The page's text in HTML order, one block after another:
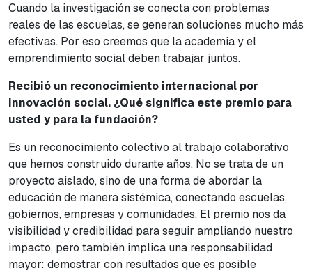
Cuando la investigación se conecta con problemas
reales de las escuelas, se generan soluciones mucho más
efectivas. Por eso creemos que la academia y el
emprendimiento social deben trabajar juntos.
Recibió un reconocimiento internacional por
innovación social. ¿Qué significa este premio para
usted y para la fundación?
Es un reconocimiento colectivo al trabajo colaborativo
que hemos construido durante años. No se trata de un
proyecto aislado, sino de una forma de abordar la
educación de manera sistémica, conectando escuelas,
gobiernos, empresas y comunidades. El premio nos da
visibilidad y credibilidad para seguir ampliando nuestro
impacto, pero también implica una responsabilidad
mayor: demostrar con resultados que es posible